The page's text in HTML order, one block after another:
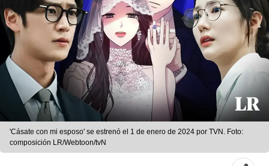
'Cásate con mi esposo' se estrenó el 1 de enero de 2024 por TVN. Foto:
composición LR/Webtoon/tvN